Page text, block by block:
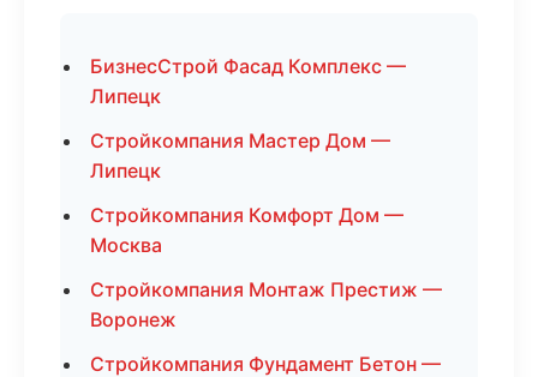
БизнесСтрой Фасад Комплекс —
Липецк
Стройкомпания Мастер Дом —
Липецк
Стройкомпания Комфорт Дом —
Москва
Стройкомпания Монтаж Престиж —
Воронеж
Стройкомпания Фундамент Бетон —